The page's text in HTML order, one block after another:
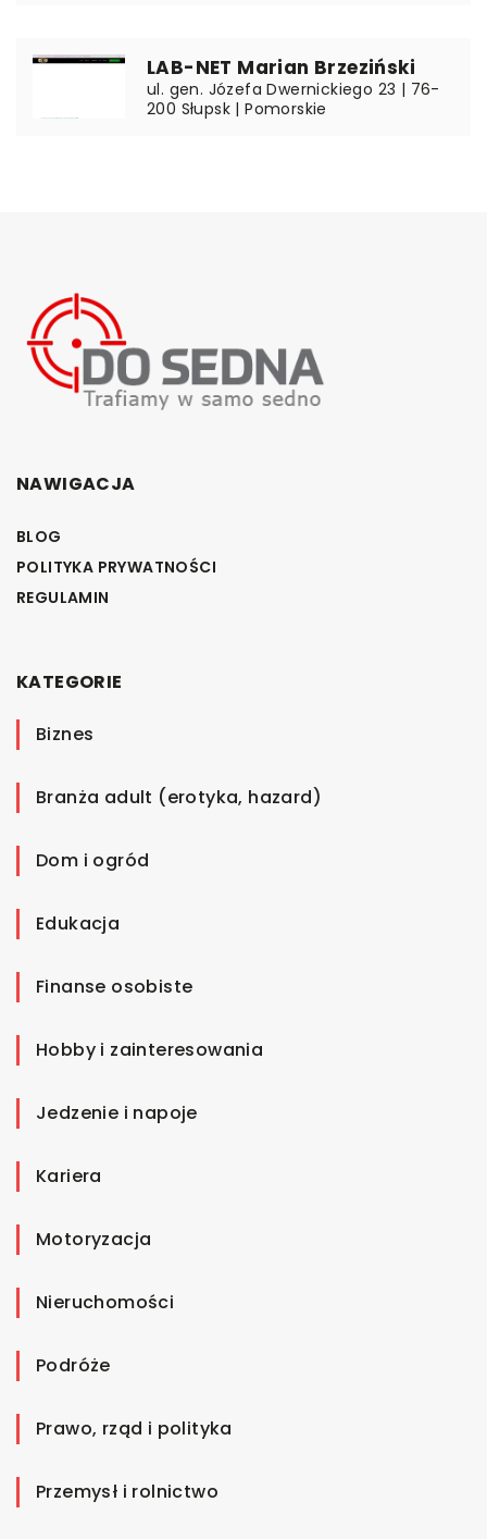
LAB-NET Marian Brzeziński
ul. gen. Józefa Dwernickiego 23 | 76-
200 Słupsk | Pomorskie
NAWIGACJA
BLOG
POLITYKA PRYWATNOŚCI
REGULAMIN
KATEGORIE
Biznes
Branża adult (erotyka, hazard)
Dom i ogród
Edukacja
Finanse osobiste
Hobby i zainteresowania
Jedzenie i napoje
Kariera
Motoryzacja
Nieruchomości
Podróże
Prawo, rząd i polityka
Przemysł i rolnictwo